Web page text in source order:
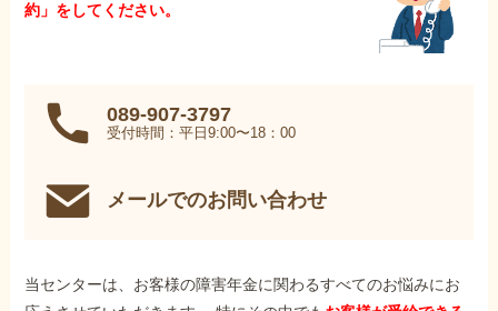
約」をしてください。
089-907-3797
受付時間：平日9:00〜18：00
メールでのお問い合わせ
当センターは、お客様の障害年金に関わるすべてのお悩みにお